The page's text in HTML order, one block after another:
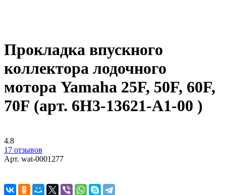
Прокладка впускного
коллектора лодочного
мотора Yamaha 25F, 50F, 60F,
70F (арт. 6H3-13621-A1-00 )
4.8
17 отзывов
Арт. wat-0001277